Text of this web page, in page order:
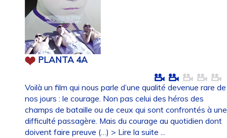
PLANTA 4A
Voilà un film qui nous parle d’une qualité devenue rare de
nos jours : le courage. Non pas celui des héros des
champs de bataille ou de ceux qui sont confrontés à une
difficulté passagère. Mais du courage au quotidien dont
doivent faire preuve (…) > Lire la suite ...